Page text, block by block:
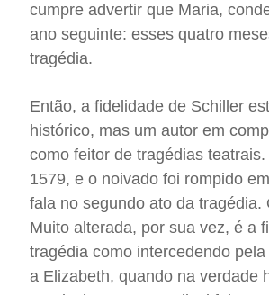
cumpre advertir que Maria,
ano seguinte: esses quatro
tragédia.
Então, a fidelidade de Schiller
histórico, mas um autor em
como feitor de tragédias
1579, e o noivado foi rompido
fala no segundo ato da
Muito alterada, por sua vez, é a
tragédia como intercedendo
a Elizabeth, quando na verdade